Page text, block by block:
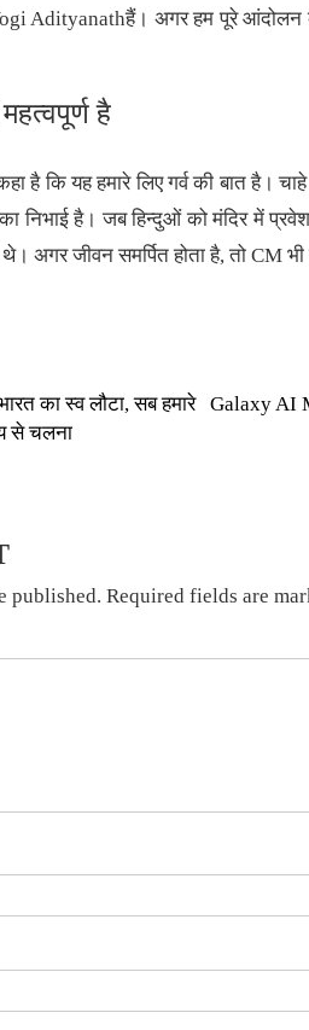
Adityanathहैं। अगर हम पूरे आंदोलन
है
है कि यह हमारे लिए गर्व की बात है।
निभाई है। जब हिन्दुओं को मंदिर में
अगर जीवन समर्पित होता है, तो CM
का स्व लौटा, सब हमारे
से चलना
Galaxy AI
published. Required fields are